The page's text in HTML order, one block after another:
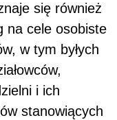
się również
na cele osobiste
w tym byłych
i ich
stanowiących